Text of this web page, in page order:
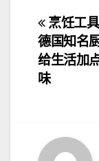
文
章
导
烹饪工具
德国知名
给生活加
味